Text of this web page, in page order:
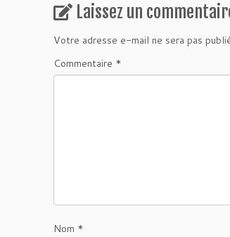
Laissez un
Votre adresse e-mail ne sera pas
Commentaire *
Nom *